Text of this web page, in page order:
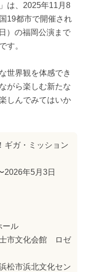
は、2025年11月8
19都市で開催され
）の福岡公演まで
す。
世界観を体感でき
がら楽しむ新たな
しんでみてはいか
ギガ・ミッション
2026年5月3日
ール
市文化会館 ロゼ
松市浜北文化セン